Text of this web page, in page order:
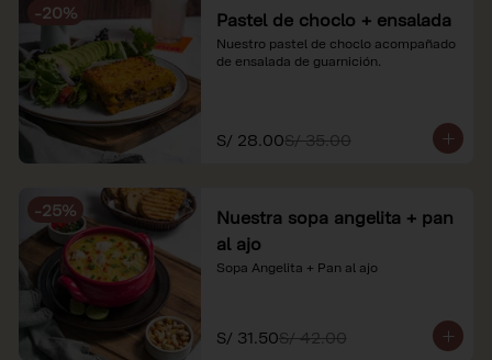
-20% Pastel de choclo + ensalada
Nuestro pastel de choclo acompañado
de ensalada de guarnición.
S/ 28.00S/ 35.00
-25%
Nuestra sopa angelita + pan
al ajo
Sopa Angelita + Pan al ajo
S/ 31.50S/ 42.00